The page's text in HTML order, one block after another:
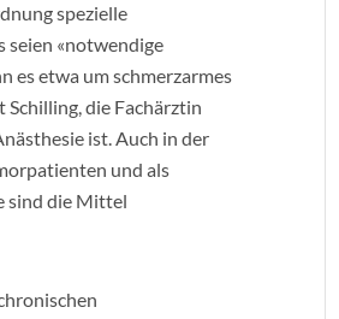
spezielle
seien «notwendige
es etwa um schmerzarmes
Schilling, die Fachärztin
ist. Auch in der
und als
sind die Mittel